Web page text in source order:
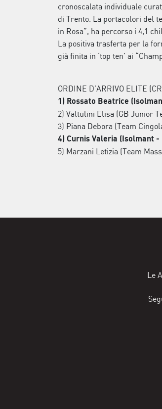
cronoscalata individuale
di Trento. La portacolori del
in Rosa”, ha percorso i 4,1
La positiva trasferta per la
già finita in ‘top ten’ ai
ORDINE D’ARRIVO ELITE
1) Rossato Beatrice
2) Valtulini Elisa (GB Junior
3) Piana Debora (Team
4) Curnis Valeria (Isolmant -
5) Marzani Letizia (Team
Le